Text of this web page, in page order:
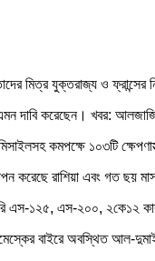
মিত্র যুক্তরাজ্য ও
দাবি করেছেন। খবর:
কমপক্ষে ১০৩টি
করেছে রাশিয়া এবং গত ছয়
এস-১২৫, এস-২০০, ২কে১২
বাইরে অবস্থিত আল-